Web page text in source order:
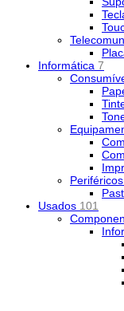
Informática 7
Periféricos
Usados 101